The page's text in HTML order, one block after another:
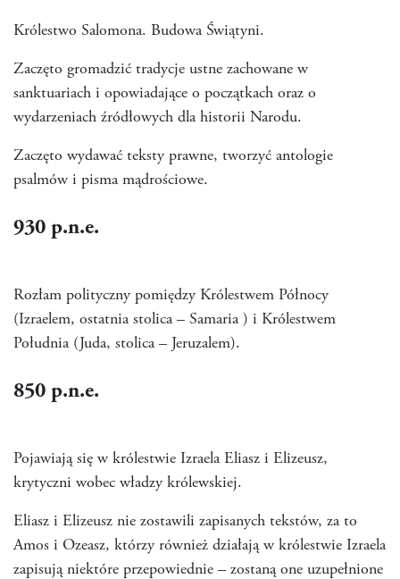
Królestwo Salomona. Budowa Świątyni.
Zaczęto gromadzić tradycje ustne zachowane w
sanktuariach i opowiadające o początkach oraz o
wydarzeniach źródłowych dla historii Narodu.
Zaczęto wydawać teksty prawne, tworzyć antologie
psalmów i pisma mądrościowe.
930 p.n.e.
Rozłam polityczny pomiędzy Królestwem Północy
(Izraelem, ostatnia stolica – Samaria ) i Królestwem
Południa (Juda, stolica – Jeruzalem).
850 p.n.e.
Pojawiają się w królestwie Izraela Eliasz i Elizeusz,
krytyczni wobec władzy królewskiej.
Eliasz i Elizeusz nie zostawili zapisanych tekstów, za to
Amos i Ozeasz, którzy również działają w królestwie Izraela
zapisują niektóre przepowiednie – zostaną one uzupełnione